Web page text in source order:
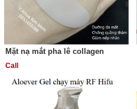
Mặt nạ mắt pha lê collagen
Call